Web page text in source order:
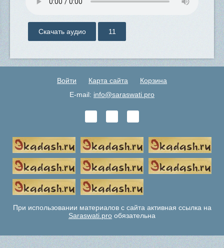
Скачать аудио 11
Войти Карта сайта
Корзина
E-mail: info@saraswati.pro
При использовании материалов с сайта активная ссылка на
Saraswati.pro обязательна